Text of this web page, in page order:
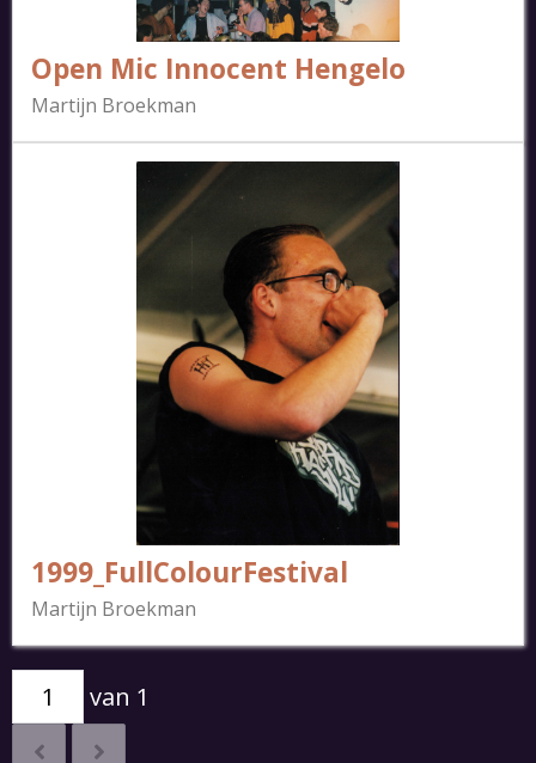
Open Mic Innocent Hengelo
Martijn Broekman
1999_FullColourFestival
Martijn Broekman
van 1